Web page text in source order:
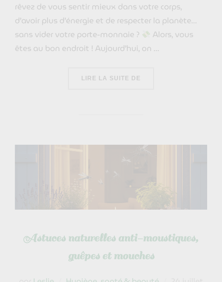
rêvez de vous sentir mieux dans votre corps,
d’avoir plus d’énergie et de respecter la planète…
sans vider votre porte-monnaie ?
Alors, vous
êtes au bon endroit ! Aujourd’hui, on …
LIRE LA SUITE DE
Astuces naturelles anti-moustiques,
guêpes et mouches